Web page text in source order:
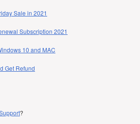
Sale in 2021
Subscription 2021
10 and MAC
Get Refund
?